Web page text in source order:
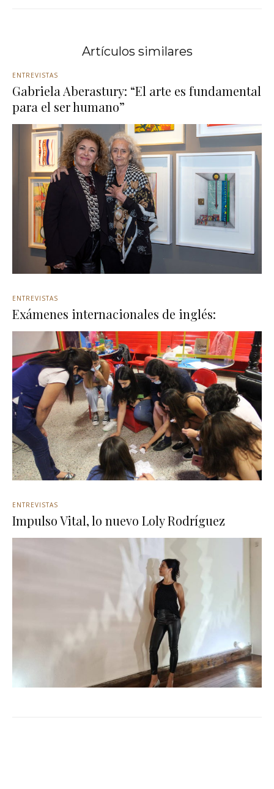
Artículos similares
ENTREVISTAS
Gabriela Aberastury: “El arte es fundamental
para el ser humano”
ENTREVISTAS
Exámenes internacionales de inglés:
ENTREVISTAS
Impulso Vital, lo nuevo Loly Rodríguez